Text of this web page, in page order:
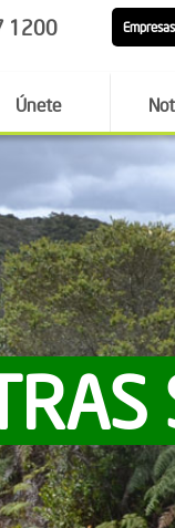
1200 Empresas
Únete